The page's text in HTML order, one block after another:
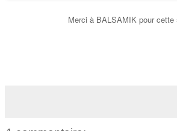
Merci à BALSAMIK pour cette